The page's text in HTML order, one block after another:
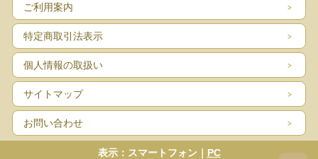
ご利用案内
特定商取引法表示
個人情報の取扱い
サイトマップ
お問い合わせ
表示：スマートフォン｜ PC